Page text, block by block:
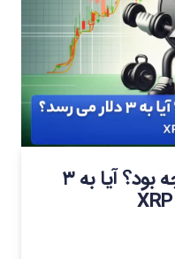
علت رشد قیمت ریپل چه بود؟ آیا به ۳